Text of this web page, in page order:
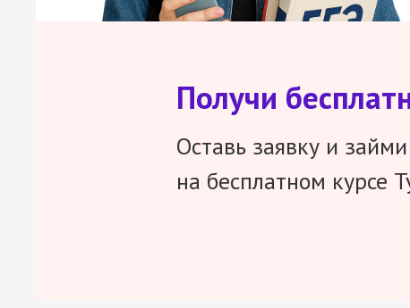
Получи
Оставь заявку и
на бесплатном курсе